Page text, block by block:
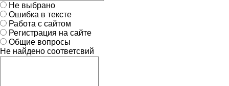
Не выбрано
Ошибка в тексте
Работа с сайтом
Регистрация на сайте
Общие вопросы
Не найдено соответсвий